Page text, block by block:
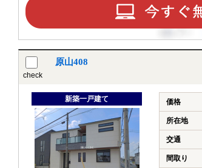
check
原山408
新築一戸建て 価格
所在地
交通
間取り